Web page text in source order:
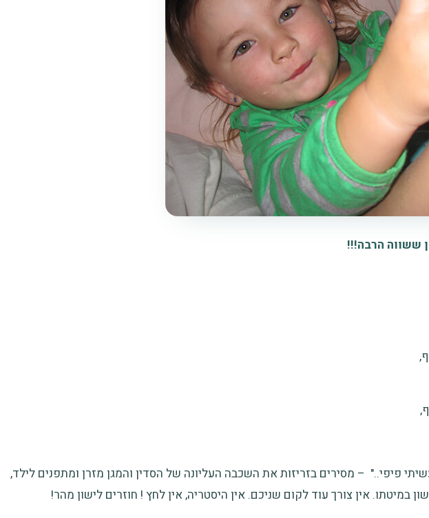
ששווה הרבה!!!
פיפי.." – מסירים בזריזות את השכבה העליונה של הסדין והמגן מזרן ומתפנים לילד,
במיטתו. אין צורך עוד לקום שניכם. אין היסטריה, אין לחץ ! חוזרים לישון מהר!